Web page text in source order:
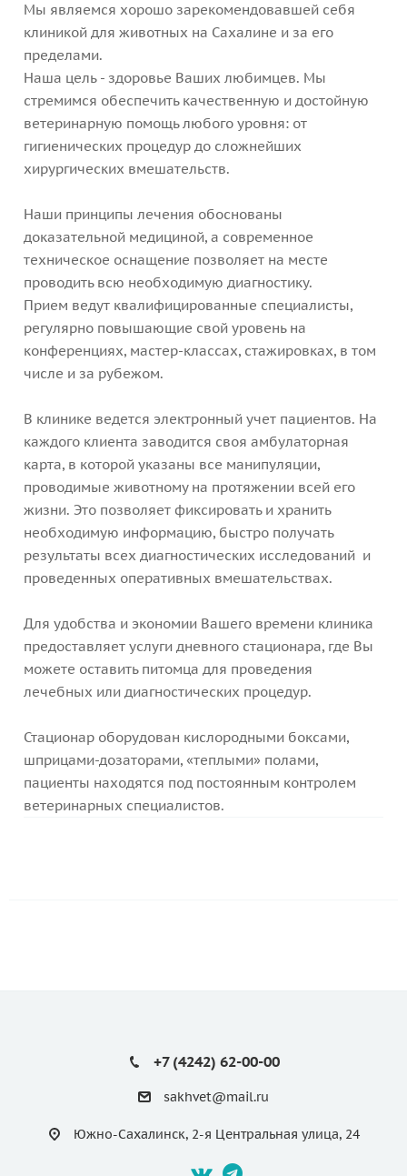
Мы являемся хорошо зарекомендовавшей себя
клиникой для животных на Сахалине и за его
пределами.
Наша цель - здоровье Ваших любимцев. Мы
стремимся обеспечить качественную и достойную
ветеринарную помощь любого уровня: от
гигиенических процедур до сложнейших
хирургических вмешательств.
Наши принципы лечения обоснованы
доказательной медициной, а современное
техническое оснащение позволяет на месте
проводить всю необходимую диагностику.
Прием ведут квалифицированные специалисты,
регулярно повышающие свой уровень на
конференциях, мастер-классах, стажировках, в том
числе и за рубежом.
В клинике ведется электронный учет пациентов. На
каждого клиента заводится своя амбулаторная
карта, в которой указаны все манипуляции,
проводимые животному на протяжении всей его
жизни. Это позволяет фиксировать и хранить
необходимую информацию, быстро получать
результаты всех диагностических исследований и
проведенных оперативных вмешательствах.
Для удобства и экономии Вашего времени клиника
предоставляет услуги дневного стационара, где Вы
можете оставить питомца для проведения
лечебных или диагностических процедур.
Стационар оборудован кислородными боксами,
шприцами-дозаторами, «теплыми» полами,
пациенты находятся под постоянным контролем
ветеринарных специалистов.
+7 (4242) 62-00-00
sakhvet@mail.ru
Южно-Сахалинск, 2-я Центральная улица, 24